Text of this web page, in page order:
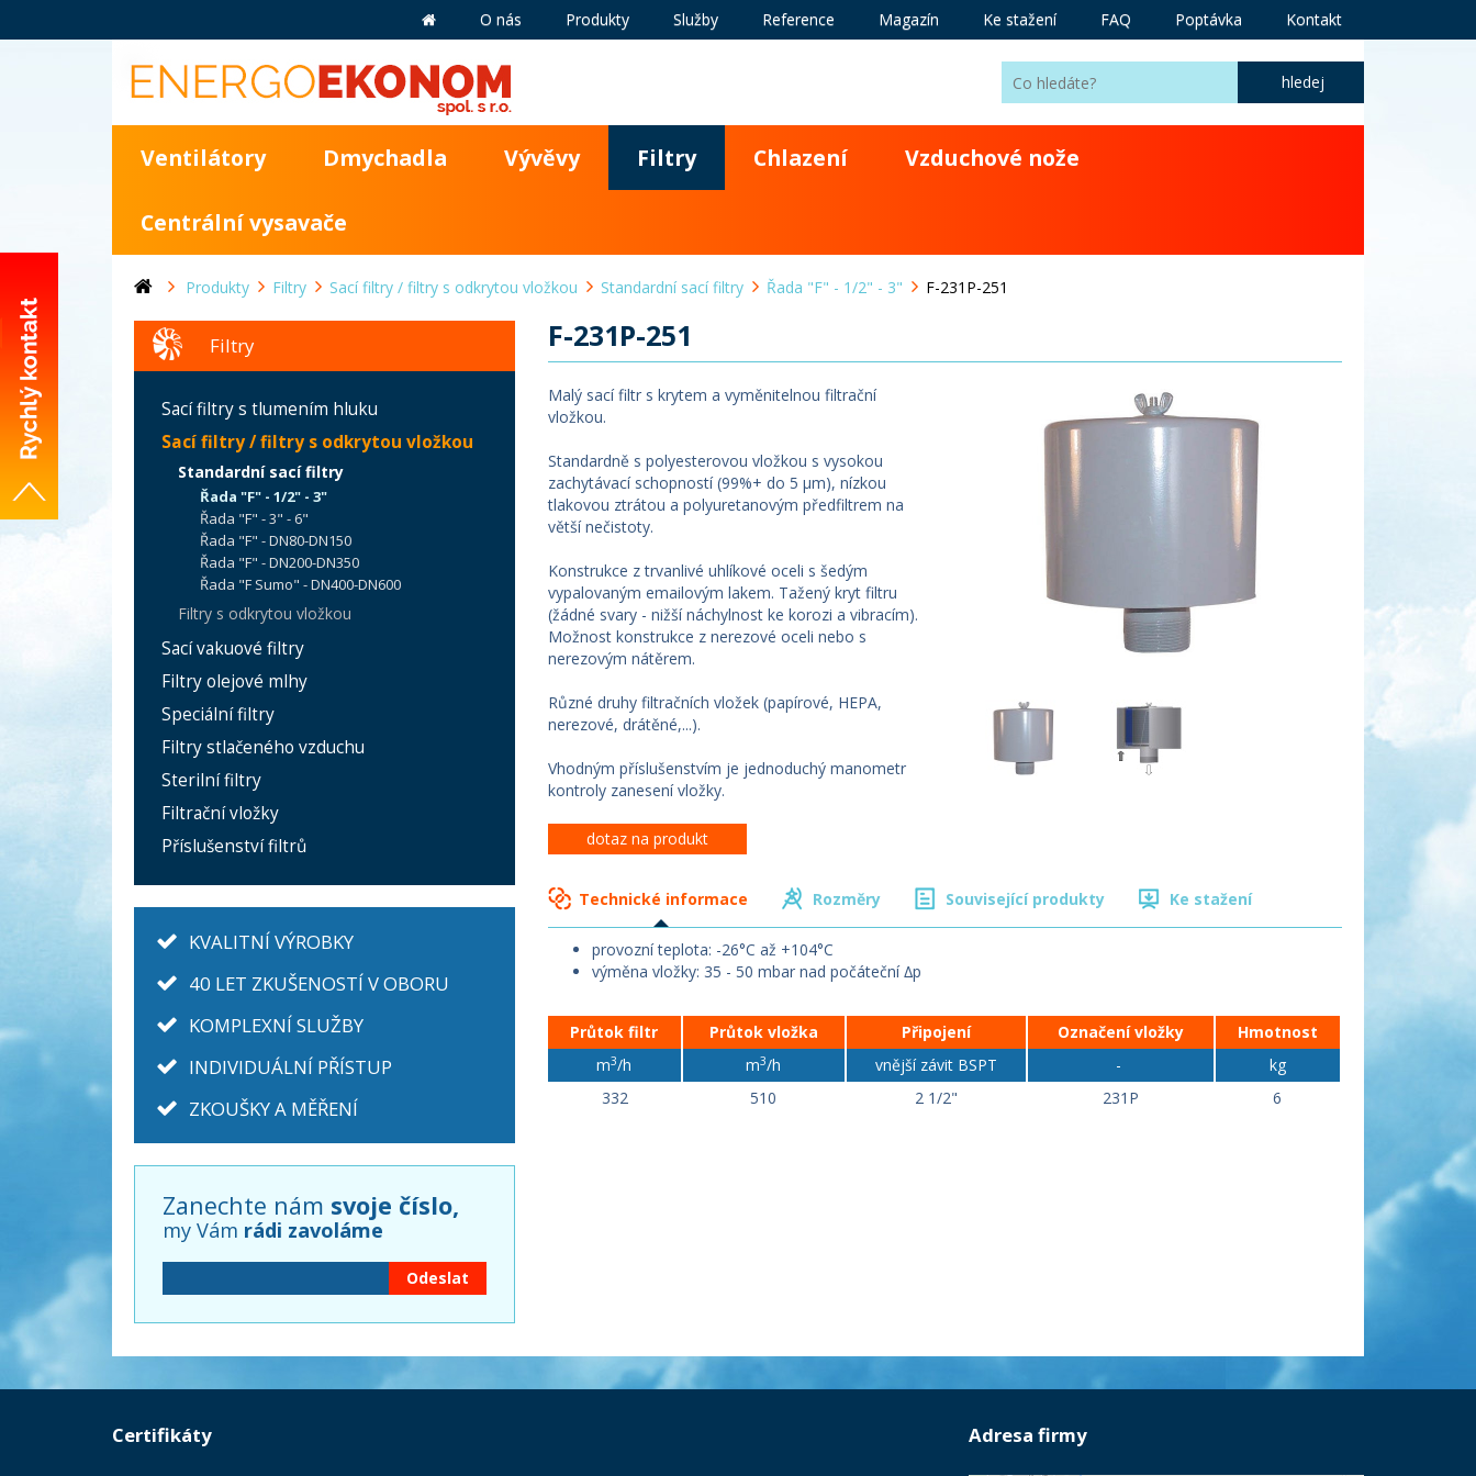
+420 281 981 055
info@energoekonom.cz
Wolkerova 433
CZ-250 82 Úvaly
O nás Produkty Služby Reference Magazín Ke stažení FAQ Poptávka Kontakt
Ventilátory Dmychadla Vývěvy Filtry Chlazení Vzduchové nože
Centrální vysavače
Produkty Filtry Sací filtry / filtry s odkrytou vložkou Standardní sací filtry Řada "F" - 1/2" - 3" F-231P-251
F-231P-251
Malý sací filtr s krytem a vyměnitelnou filtrační
vložkou.
Standardně s polyesterovou vložkou s vysokou
zachytávací schopností (99%+ do 5 µm), nízkou
tlakovou ztrátou a polyuretanovým předfiltrem na
větší nečistoty.
Konstrukce z trvanlivé uhlíkové oceli s šedým
vypalovaným emailovým lakem. Tažený kryt filtru
(žádné svary - nižší náchylnost ke korozi a vibracím).
Možnost konstrukce z nerezové oceli nebo s
nerezovým nátěrem.
Různé druhy filtračních vložek (papírové, HEPA,
nerezové, drátěné,...).
Vhodným příslušenstvím je jednoduchý manometr
kontroly zanesení vložky.
dotaz na produkt
Technické informace Rozměry Související produkty Ke stažení
provozní teplota: -26°C až +104°C
výměna vložky: 35 - 50 mbar nad počáteční ∆p
Průtok filtr Průtok vložka Připojení Označení vložky
Hmotnost
m3/h m3/h vnější závit BSPT -
kg
332
510 2 1/2" 231P 6
Filtry
Sací filtry s tlumením hluku
Sací filtry / filtry s odkrytou vložkou
Standardní sací filtry
Řada "F" - 1/2" - 3"
Řada "F" - 3" - 6"
Řada "F" - DN80-DN150
Řada "F" - DN200-DN350
Řada "F Sumo" - DN400-DN600
Filtry s odkrytou vložkou
Sací vakuové filtry
Filtry olejové mlhy
Speciální filtry
Filtry stlačeného vzduchu
Sterilní filtry
Filtrační vložky
Příslušenství filtrů
KVALITNÍ VÝROBKY
40 LET ZKUŠENOSTÍ V OBORU
KOMPLEXNÍ SLUŽBY
INDIVIDUÁLNÍ PŘÍSTUP
ZKOUŠKY A MĚŘENÍ
Zanechte nám svoje číslo,
my Vám rádi zavoláme
Certifikáty Adresa firmy